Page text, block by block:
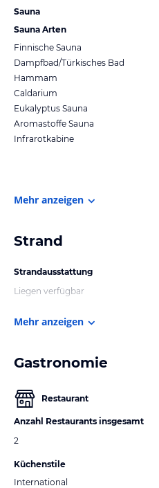
Sauna
Sauna Arten
Finnische Sauna
Dampfbad/Türkisches Bad
Hammam
Caldarium
Eukalyptus Sauna
Aromastoffe Sauna
Infrarotkabine
Mehr anzeigen
Strand
Strandausstattung
Liegen verfügbar
Mehr anzeigen
Gastronomie
Restaurant
Anzahl Restaurants insgesamt
2
Küchenstile
International